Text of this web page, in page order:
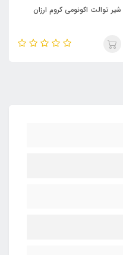
شیر توالت اکونومی کروم ارزان